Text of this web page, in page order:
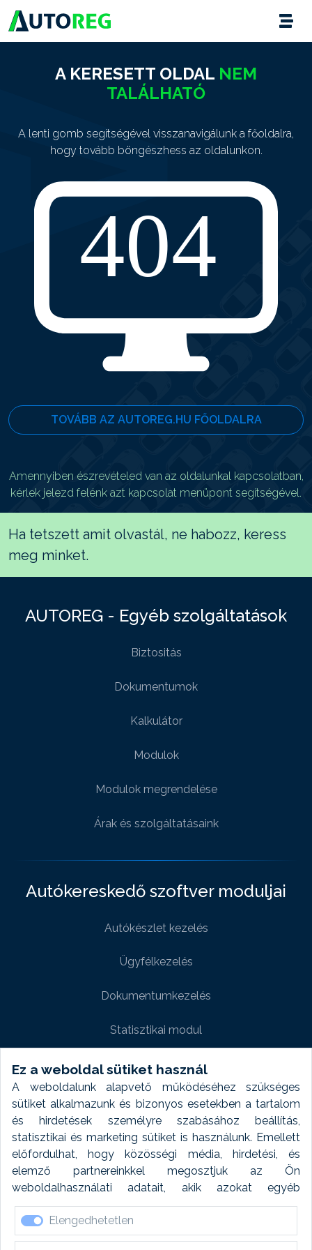
Ez a weboldal sütiket használ
A weboldalunk alapvető működéséhez szükséges
sütiket alkalmazunk és bizonyos esetekben a tartalom
és hirdetések személyre szabásához beállítás,
statisztikai és marketing sütiket is használunk. Emellett
előfordulhat, hogy közösségi média, hirdetési, és
elemző partnereinkkel megosztjuk az Ön
weboldalhasználati adatait, akik azokat egyéb
forrásokból gyűjtött adatokkal kombinálhatják. A sütik
elfogadásával kapcsolatosan naplózást végzünk és
ezen adatokat 6 hónap után automatikusan töröljük. A
Elengedhetetlen
A KERESETT OLDAL NEM
TALÁLHATÓ
A lenti gomb segítségével visszanavigálunk a főoldalra,
hogy tovább böngészhess az oldalunkon.
TOVÁBB AZ AUTOREG.HU FŐOLDALRA
Amennyiben észrevételed van az oldalunkal kapcsolatban,
kérlek jelezd felénk azt kapcsolat menüpont segítségével.
Ha tetszett amit olvastál, ne habozz, keress
meg minket.
AUTOREG - Egyéb szolgáltatások
Biztositás
Dokumentumok
Kalkulátor
Modulok
Modulok megrendelése
Árak és szolgáltatásaink
Autókereskedő szoftver moduljai
Autókészlet kezelés
Ügyfélkezelés
Dokumentumkezelés
Statisztikai modul
Weboldal modul
Fényképtár extra modul
Autómosó modul
Feladatütemezés